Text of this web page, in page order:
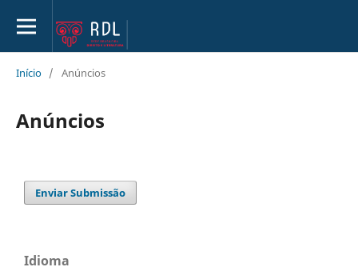
Início / Anúncios
Anúncios
Enviar Submissão
Idioma